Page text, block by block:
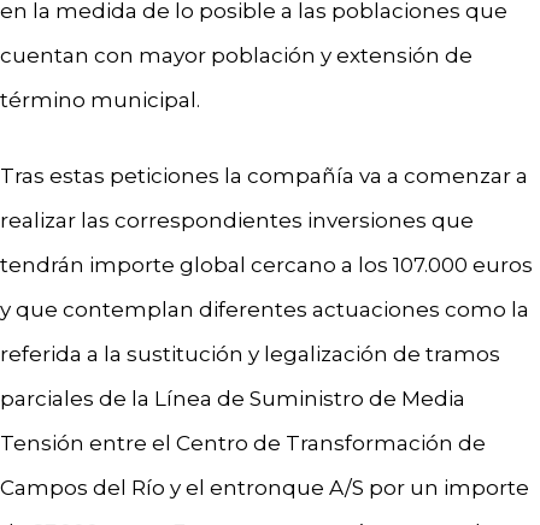
en la medida de lo posible a las poblaciones que
cuentan con mayor población y extensión de
término municipal.
Tras estas peticiones la compañía va a comenzar a
realizar las correspondientes inversiones que
tendrán importe global cercano a los 107.000 euros
y que contemplan diferentes actuaciones como la
referida a la sustitución y legalización de tramos
parciales de la Línea de Suministro de Media
Tensión entre el Centro de Transformación de
Campos del Río y el entronque A/S por un importe